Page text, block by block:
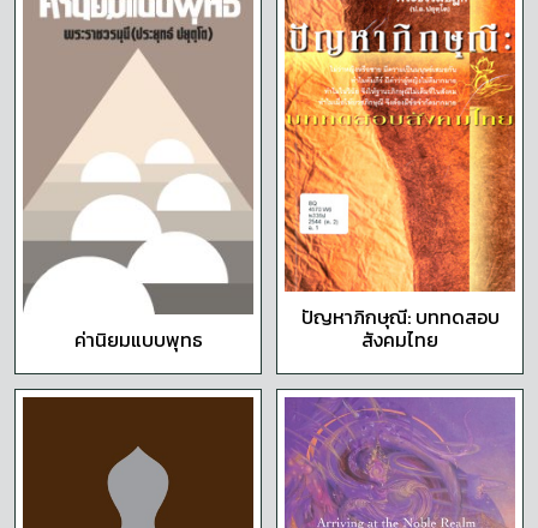
ค่านิยมแบบพุทธ
ปัญหาภิกษุณี: บททดสอบ
สังคมไทย